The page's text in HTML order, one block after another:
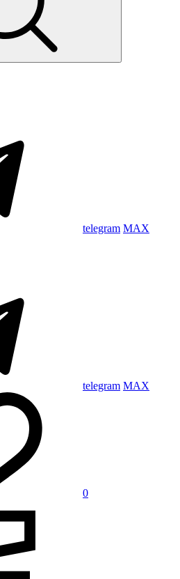
telegram MAX
telegram MAX
0